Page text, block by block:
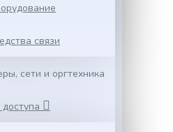
связи
сети и оргтехника